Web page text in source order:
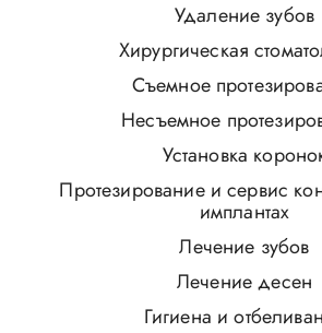
Удаление зубов
Хирургическая
Съемное
Несъемное
Установка
Протезирование и сервис
имплантах
Лечение зубов
Лечение десен
Гигиена и